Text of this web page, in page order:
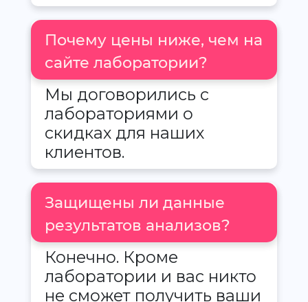
Почему цены ниже, чем на
сайте лаборатории?
Мы договорились с
лабораториями о
скидках для наших
клиентов.
Защищены ли данные
результатов анализов?
Конечно. Кроме
лаборатории и вас никто
не сможет получить ваши